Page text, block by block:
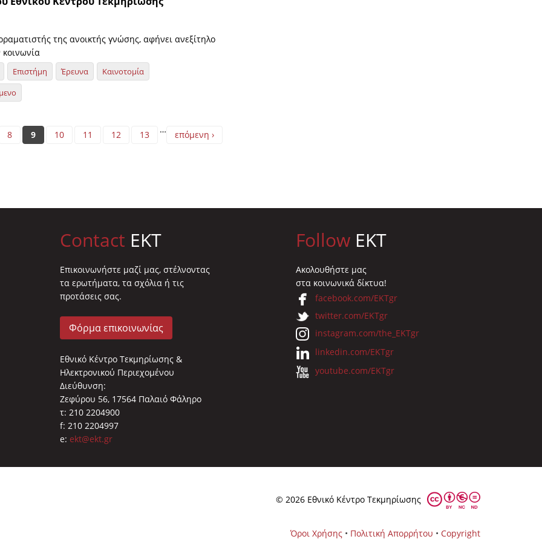
της ανοικτής γνώσης, αφήνει ανεξίτηλο
Επιστήμη Έρευνα
Καινοτομία
8 9 10 11 12 13 … επόμενη ›
Contact EKT
Επικοινωνήστε μαζί μας, στέλνοντας
τα ερωτήματα, τα σχόλια ή τις
προτάσεις σας.
Φόρμα επικοινωνίας
Εθνικό Κέντρο Τεκμηρίωσης &
Ηλεκτρονικού Περιεχομένου
Διεύθυνση:
Ζεφύρου 56, 17564 Παλαιό Φάληρο
τ: 210 2204900
f: 210 2204997
e: ekt@ekt.gr
Follow EKT
Ακολουθήστε μας
στα κοινωνικά δίκτυα!
facebook.com/EKTgr
twitter.com/EKTgr
instagram.com/the_EKTgr
linkedin.com/EKTgr
youtube.com/EKTgr
© 2026 Eθνικό Κέντρο Τεκμηρίωσης
Όροι Χρήσης • Πολιτική Απορρήτου • Copyright